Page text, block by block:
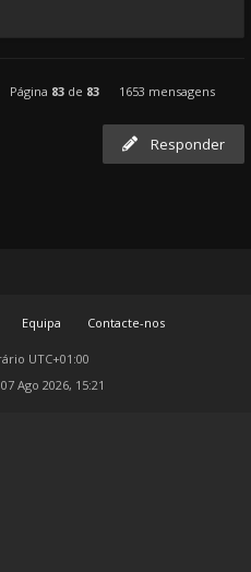
Página 83de 83 1653 mensagens
Responder
Equipa Contacte-nos
UTC+01:00
Ago 2026, 15:21